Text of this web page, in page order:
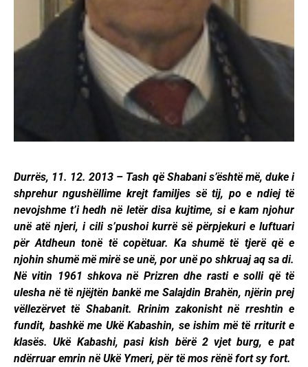
Durrës, 11. 12. 2013 – Tash që Shabani s’është më, duke i
shprehur ngushëllime krejt familjes së tij, po e ndiej të
nevojshme t’i hedh në letër disa kujtime, si e kam njohur
unë atë njeri, i cili s’pushoi kurrë së përpjekuri e luftuari
për Atdheun tonë të copëtuar. Ka shumë të tjerë që e
njohin shumë më mirë se unë, por unë po shkruaj aq sa di.
Në vitin 1961 shkova në Prizren dhe rasti e solli që të
ulesha në të njëjtën bankë me Salajdin Brahën, njërin prej
vëllezërvet të Shabanit. Rrinim zakonisht në rreshtin e
fundit, bashkë me Ukë Kabashin, se ishim më të rriturit e
klasës. Ukë Kabashi, pasi kish bërë 2 vjet burg, e pat
ndërruar emrin në Ukë Ymeri, për të mos rënë fort sy fort.